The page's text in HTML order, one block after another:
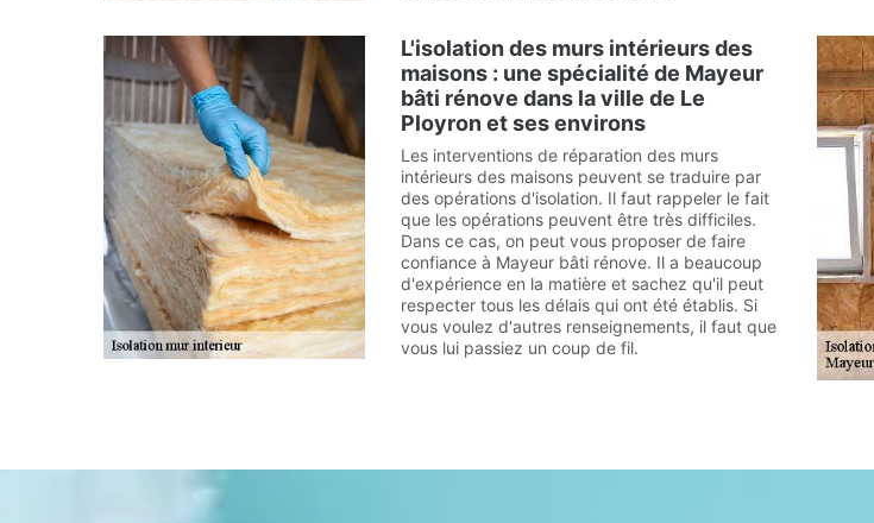
L'isolation des murs intérieurs des
maisons : une spécialité de Mayeur
bâti rénove dans la ville de Le
Ployron et ses environs
Les interventions de réparation des murs
intérieurs des maisons peuvent se traduire par
des opérations d'isolation. Il faut rappeler le fait
que les opérations peuvent être très difficiles.
Dans ce cas, on peut vous proposer de faire
confiance à Mayeur bâti rénove. Il a beaucoup
d'expérience en la matière et sachez qu'il peut
respecter tous les délais qui ont été établis. Si
vous voulez d'autres renseignements, il faut que
vous lui passiez un coup de fil.